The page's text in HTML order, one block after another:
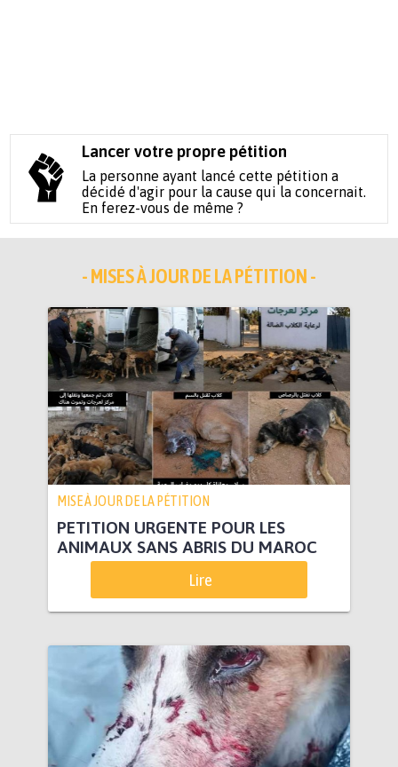
Lancer votre propre pétition
La personne ayant lancé cette pétition a
décidé d'agir pour la cause qui la concernait.
En ferez-vous de même ?
- MISES À JOUR DE LA PÉTITION -
MISE À JOUR DE LA PÉTITION
PETITION URGENTE POUR LES
ANIMAUX SANS ABRIS DU MAROC
Lire